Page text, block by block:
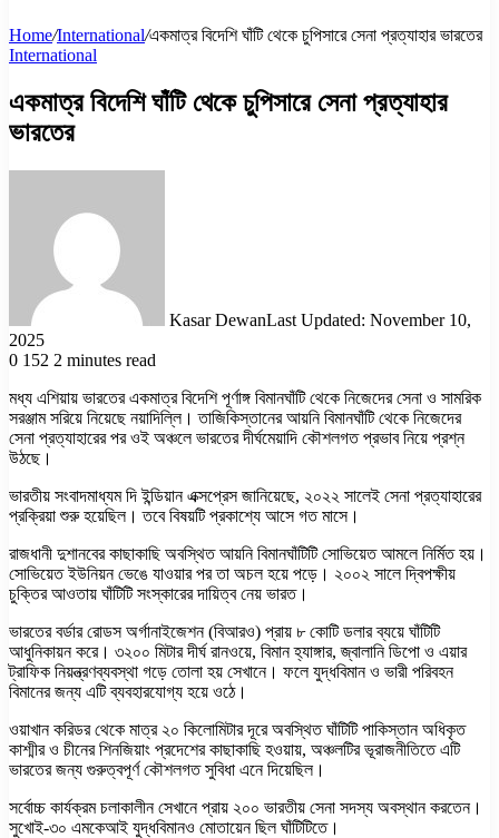
Home/International/একমাত্র বিদেশি ঘাঁটি থেকে চুপিসারে সেনা প্রত্যাহার ভারতের
International
একমাত্র বিদেশি ঘাঁটি থেকে চুপিসারে সেনা প্রত্যাহার
ভারতের
Kasar DewanLast Updated: November 10,
2025
0 152 2 minutes read
মধ্য এশিয়ায় ভারতের একমাত্র বিদেশি পূর্ণাঙ্গ বিমানঘাঁটি থেকে নিজেদের সেনা ও সামরিক
সরঞ্জাম সরিয়ে নিয়েছে নয়াদিল্লি। তাজিকিস্তানের আয়নি বিমানঘাঁটি থেকে নিজেদের
সেনা প্রত্যাহারের পর ওই অঞ্চলে ভারতের দীর্ঘমেয়াদি কৌশলগত প্রভাব নিয়ে প্রশ্ন
উঠছে।
ভারতীয় সংবাদমাধ্যম দি ইন্ডিয়ান এক্সপ্রেস জানিয়েছে, ২০২২ সালেই সেনা প্রত্যাহারের
প্রক্রিয়া শুরু হয়েছিল। তবে বিষয়টি প্রকাশ্যে আসে গত মাসে।
রাজধানী দুশানবের কাছাকাছি অবস্থিত আয়নি বিমানঘাঁটিটি সোভিয়েত আমলে নির্মিত হয়।
সোভিয়েত ইউনিয়ন ভেঙে যাওয়ার পর তা অচল হয়ে পড়ে। ২০০২ সালে দ্বিপক্ষীয়
চুক্তির আওতায় ঘাঁটিটি সংস্কারের দায়িত্ব নেয় ভারত।
ভারতের বর্ডার রোডস অর্গানাইজেশন (বিআরও) প্রায় ৮ কোটি ডলার ব্যয়ে ঘাঁটিটি
আধুনিকায়ন করে। ৩২০০ মিটার দীর্ঘ রানওয়ে, বিমান হ্যাঙ্গার, জ্বালানি ডিপো ও এয়ার
ট্রাফিক নিয়ন্ত্রণব্যবস্থা গড়ে তোলা হয় সেখানে। ফলে যুদ্ধবিমান ও ভারী পরিবহন
বিমানের জন্য এটি ব্যবহারযোগ্য হয়ে ওঠে।
ওয়াখান করিডর থেকে মাত্র ২০ কিলোমিটার দূরে অবস্থিত ঘাঁটিটি পাকিস্তান অধিকৃত
কাশ্মীর ও চীনের শিনজিয়াং প্রদেশের কাছাকাছি হওয়ায়, অঞ্চলটির ভূরাজনীতিতে এটি
ভারতের জন্য গুরুত্বপূর্ণ কৌশলগত সুবিধা এনে দিয়েছিল।
সর্বোচ্চ কার্যক্রম চলাকালীন সেখানে প্রায় ২০০ ভারতীয় সেনা সদস্য অবস্থান করতেন।
সুখোই-৩০ এমকেআই যুদ্ধবিমানও মোতায়েন ছিল ঘাঁটিটিতে।